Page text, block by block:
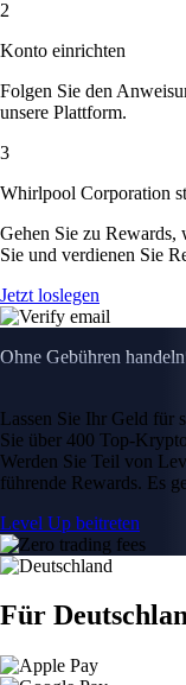
2
Konto einrichten
Folgen Sie den
unsere Plattform.
3
Whirlpool Corporation
Gehen Sie zu
Sie und verdienen Sie
Jetzt loslegen
Ohne Gebühren
Lassen Sie Ihr Geld für
Sie über 400 Top-
Werden Sie Teil von
führende Rewards. Es
Level Up beitreten
Für